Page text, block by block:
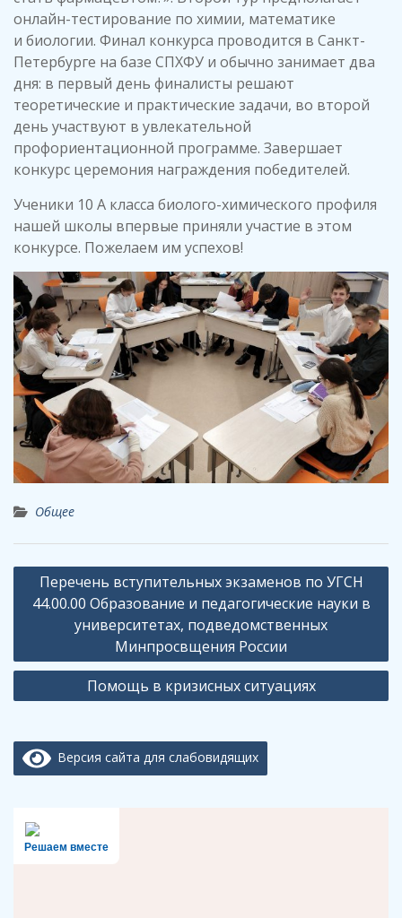
онлайн-тестирование по химии, математике
и биологии. Финал конкурса проводится в Санкт-
Петербурге на базе СПХФУ и обычно занимает два
дня: в первый день финалисты решают
теоретические и практические задачи, во второй
день участвуют в увлекательной
профориентационной программе. Завершает
конкурс церемония награждения победителей.
Ученики 10 А класса биолого-химического профиля
нашей школы впервые приняли участие в этом
конкурсе. Пожелаем им успехов!
Общее
Навигация
записям
Перечень вступительных экзаменов по УГСН
44.00.00 Образование и педагогические науки в
университетах, подведомственных
Минпросвщения России
Помощь в кризисных ситуациях
Версия сайта для слабовидящих
Решаем вместе